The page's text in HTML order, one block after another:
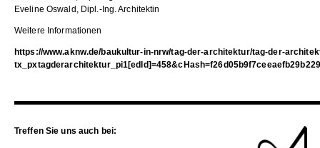
Eveline Oswald, Dipl.-Ing. Architektin
Weitere Informationen
https://www.aknw.de/baukultur-in-nrw/tag-der-architektur/tag-der-
Treffen Sie uns auch bei: